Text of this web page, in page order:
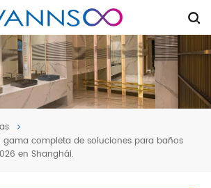
gama completa de soluciones para baños
en Shanghái.